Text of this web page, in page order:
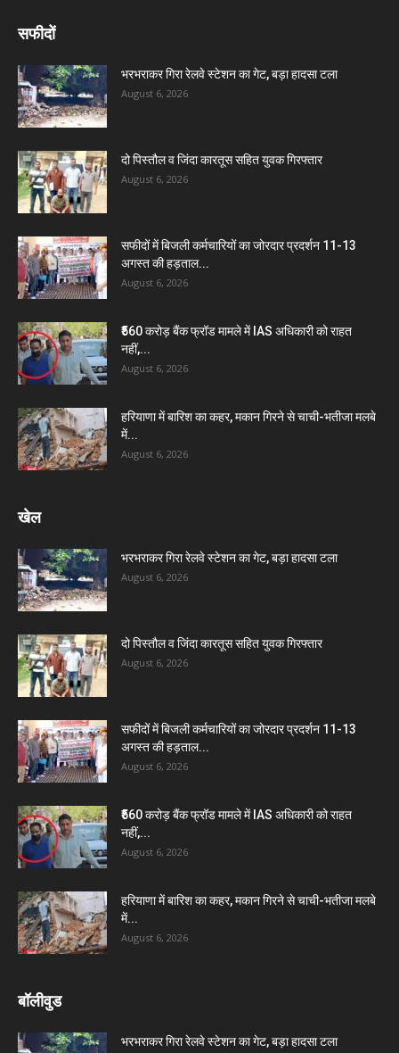
सफीदों
भरभराकर गिरा रेलवे स्टेशन का गेट, बड़ा हादसा टला
August 6, 2026
दो पिस्तौल व जिंदा कारतूस सहित युवक गिरफ्तार
August 6, 2026
सफीदों में बिजली कर्मचारियों का जोरदार प्रदर्शन 11-13
अगस्त की हड़ताल...
August 6, 2026
₹560 करोड़ बैंक फ्रॉड मामले में IAS अधिकारी को राहत
नहीं,...
August 6, 2026
हरियाणा में बारिश का कहर, मकान गिरने से चाची-भतीजा मलबे
में...
August 6, 2026
खेल
भरभराकर गिरा रेलवे स्टेशन का गेट, बड़ा हादसा टला
August 6, 2026
दो पिस्तौल व जिंदा कारतूस सहित युवक गिरफ्तार
August 6, 2026
सफीदों में बिजली कर्मचारियों का जोरदार प्रदर्शन 11-13
अगस्त की हड़ताल...
August 6, 2026
₹560 करोड़ बैंक फ्रॉड मामले में IAS अधिकारी को राहत
नहीं,...
August 6, 2026
हरियाणा में बारिश का कहर, मकान गिरने से चाची-भतीजा मलबे
में...
August 6, 2026
बॉलीवुड
भरभराकर गिरा रेलवे स्टेशन का गेट, बड़ा हादसा टला